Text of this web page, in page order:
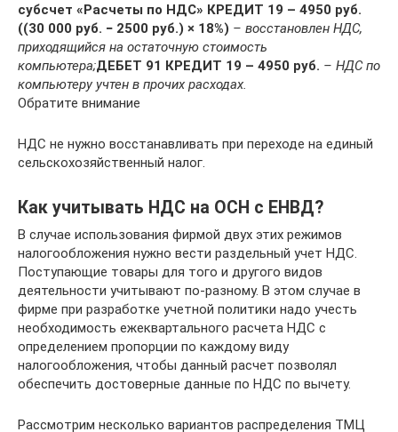
субсчет «Расчеты по НДС» КРЕДИТ 19 – 4950 руб.
((30 000 руб. − 2500 руб.) × 18%) – восстановлен НДС,
приходящийся на остаточную стоимость
компьютера;ДЕБЕТ 91 КРЕДИТ 19 – 4950 руб. – НДС по
компьютеру учтен в прочих расходах.
Обратите внимание
НДС не нужно восстанавливать при переходе на единый
сельскохозяйственный налог.
Как учитывать НДС на ОСН с ЕНВД?
В случае использования фирмой двух этих режимов
налогообложения нужно вести раздельный учет НДС.
Поступающие товары для того и другого видов
деятельности учитывают по-разному. В этом случае в
фирме при разработке учетной политики надо учесть
необходимость ежеквартального расчета НДС с
определением пропорции по каждому виду
налогообложения, чтобы данный расчет позволял
обеспечить достоверные данные по НДС по вычету.
Рассмотрим несколько вариантов распределения ТМЦ